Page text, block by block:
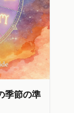
季節の準